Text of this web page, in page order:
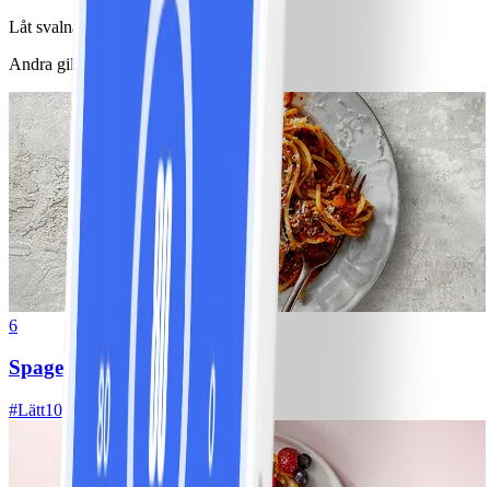
Låt svalna innan servering.
Andra gillade också
6
Spagetti med köttfärssås
#Lätt10 MIN